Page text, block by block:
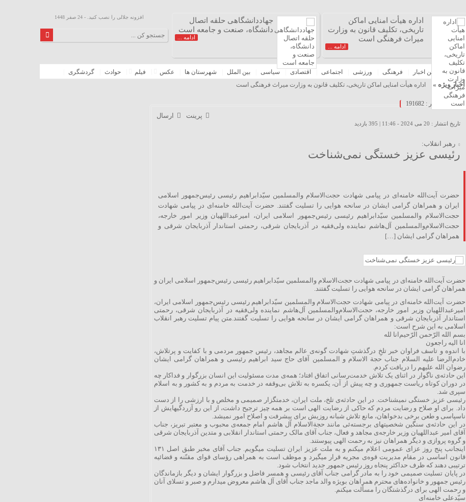
اداره هیأت امنایی اماکن
تاریخی، تکلیف قانون به وزارت
میراث فرهنگی است
ادامه ...
جهاددانشگاهی حلقه اتصال
دانشگاه، صنعت و جامعه است
ادامه ...
افزونه جلالی را نصب کنید. - 24 صفر 1448
خانه آخرین اخبار فرهنگی ورزشی اجتماعی اقتصادی سیاسی بین الملل شهرستان ها عکس فیلم حوادث گردشگری
تماس با ما
اخبار ویژه » اداره هیأت امنایی اماکن تاریخی، تکلیف قانون به وزارت میراث فرهنگی است
شناسه خبر : 191682
ارسال پرینت
تاریخ انتشار : 20 می 2024 - 11:46 | 395 بازدید
رهبر انقلاب:
رئیسی عزیز خستگی نمی‌شناخت
حضرت آیت‌الله خامنه‌ای در پیامی شهادت حجت‌الاسلام والمسلمین سیّدابراهیم رئیسی رئیس‌جمهور اسلامی
ایران و همراهان گرامی ایشان در سانحه هوایی را تسلیت گفتند. حضرت آیت‌الله خامنه‌ای در پیامی شهادت
حجت‌الاسلام والمسلمین سیّدابراهیم رئیسی رئیس‌جمهور اسلامی ایران، امیرعبداللهیان وزیر امور خارجه،
حجت‌الاسلام‌والمسلمین آل‌هاشم نماینده ولی‌فقیه در آذربایجان شرقی، رحمتی استاندار آذربایجان شرقی و
همراهان گرامی ایشان […]
حضرت آیت‌الله خامنه‌ای در پیامی شهادت حجت‌الاسلام والمسلمین سیّدابراهیم رئیسی رئیس‌جمهور اسلامی ایران و
همراهان گرامی ایشان در سانحه هوایی را تسلیت گفتند.
حضرت آیت‌الله خامنه‌ای در پیامی شهادت حجت‌الاسلام والمسلمین سیّدابراهیم رئیسی رئیس‌جمهور اسلامی ایران،
امیرعبداللهیان وزیر امور خارجه، حجت‌الاسلام‌والمسلمین آل‌هاشم نماینده ولی‌فقیه در آذربایجان شرقی، رحمتی
استاندار آذربایجان شرقی و همراهان گرامی ایشان در سانحه هوایی را تسلیت گفتند.متن پیام تسلیت رهبر انقلاب
اسلامی به این شرح است:
بسم الله الرّحمن الرّحیم انا لله
انا الیه راجعون
با اندوه و تاسف فراوان خبر تلخِ درگذشتِ شهادت گونه‌ی عالم مجاهد، رئیس جمهور مردمی و با کفایت و پرتلاش،
خادم‌الرضا علیه السلام جناب حجة الاسلام و المسلمین آقای حاج سید ابراهیم رئیسی و همراهان گرامی ایشان
رضوان الله علیهم را دریافت کردم.
این حادثه‌ی ناگوار در اثنای یک تلاش خدمت‌رسانی اتفاق افتاد؛ همه‌ی مدت مسئولیت این انسان بزرگوار و فداکار چه
در دوران کوتاه ریاست جمهوری و چه پیش از آن، یکسره به تلاش بی‌وقفه در خدمت به مردم و به کشور و به اسلام
سپری شد.
رئیسی عزیز خستگی نمیشناخت. در این حادثه‌ی تلخ، ملت ایران، خدمتگزار صمیمی و مخلص و با ارزشی را از دست
داد. برای او صلاح و رضایت مردم که حاکی از رضایت الهی است بر همه چیز ترجیح داشت، از این رو آزردگیهایش از
ناسپاسی و طعن برخی بدخواهان، مانع تلاش شبانه روزیش برای پیشرفت و اصلاح امور نمیشد.
در این حادثه‌ی سنگین شخصیتهای برجسته‌ئی مانند حجةالاسلام آل هاشم امام جمعه‌ی محبوب و معتبر تبریز، جناب
آقای امیر عبداللهیان وزیر خارجه‌ی مجاهد و فعال، جناب آقای مالک رحمتی استاندار انقلابی و متدین آذربایجان شرقی
و گروه پروازی و دیگر همراهان نیز به رحمت الهی پیوستند.
اینجانب پنج روز عزای عمومی اعلام میکنم و به ملت عزیز ایران تسلیت میگویم. جناب آقای مخبر طبق اصل ۱۳۱
قانون اساسی در مقام مدیریت قوه‌ی مجریه قرار میگیرد و موظف است به همراهی رؤسای قوای مقنّنه و قضائیه
ترتیبی دهند که ظرف حداکثر پنجاه روز رئیس جمهور جدید انتخاب شود.
در پایان تسلیت صمیمی خود را به مادر گرامی جناب آقای رئیسی و همسر فاضل و بزرگوار ایشان و دیگر بازماندگان
رئیس جمهور و خانواده‌های محترم همراهان بویژه والد ماجد جناب آقای آل هاشم معروض میدارم و صبر و تسلای آنان
و رحمت الهی برای درگذشتگان را مسألت میکنم.
سیّدعلی خامنه‌ای